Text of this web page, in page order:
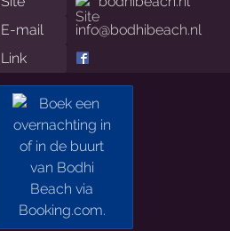
E-mail
info@bodhibeach.nl
Link